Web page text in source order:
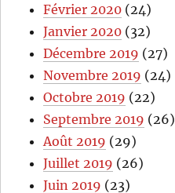
Février 2020 (24)
Janvier 2020 (32)
Décembre 2019 (27)
Novembre 2019 (24)
Octobre 2019 (22)
Septembre 2019 (26)
Août 2019 (29)
Juillet 2019 (26)
Juin 2019 (23)